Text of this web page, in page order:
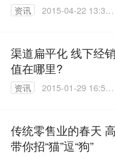
资讯
2015-04-22 13:31:
渠道扁平化 线下经
值在哪里?
资讯
2015-01-29 16:56:
传统零售业的春天
带你招“猫”逗“狗”